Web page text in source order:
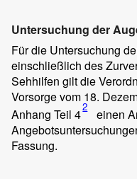
Untersuchung der
Für die Untersuchung
einschließlich des
Sehhilfen gilt die
Vorsorge vom 18.
Anhang Teil 42
einen
Fassung.